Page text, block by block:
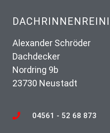
Alexander Schröder
Dachdecker
Nordring 9b
23730 Neustadt
04561 - 52 68 873